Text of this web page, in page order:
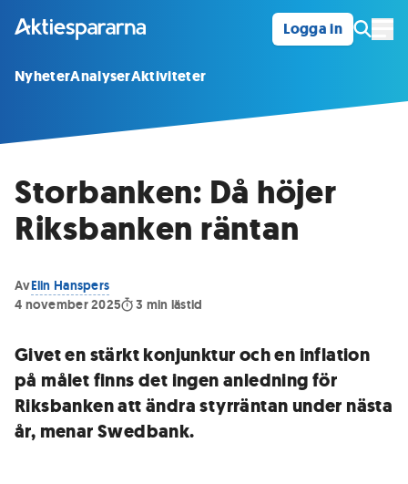
Logga in
NyheterAnalyserAktiviteter
Storbanken: Då höjer
Riksbanken räntan
AvElin Hanspers
4 november 2025
3 min lästid
Givet en stärkt konjunktur och en inflation
på målet finns det ingen anledning för
Riksbanken att ändra styrräntan under nästa
år, menar Swedbank.